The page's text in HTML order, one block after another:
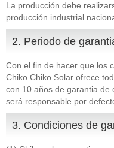
La producción debe
producción industrial
2. Periodo de
Con el fin de hacer que los
Chiko Chiko Solar ofrece
con 10 años de garantia de
será responsable por
3. Condiciones de